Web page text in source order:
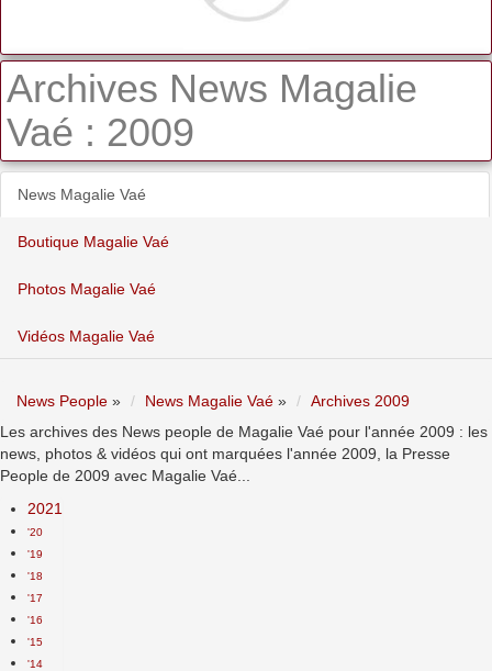
Archives News Magalie
Vaé : 2009
News Magalie Vaé
Boutique Magalie Vaé
Photos Magalie Vaé
Vidéos Magalie Vaé
News People » News Magalie Vaé »
Archives 2009
Les archives des News people de Magalie Vaé pour l'année 2009 : les
news, photos & vidéos qui ont marquées l'année 2009, la Presse
People de 2009 avec Magalie Vaé...
2021
'20
'19
'18
'17
'16
'15
'14